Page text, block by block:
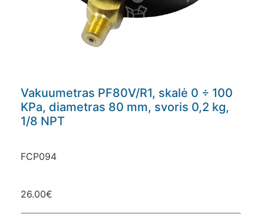
Vakuumetras PF80V/R1, skalė 0 ÷ 100
KPa, diametras 80 mm, svoris 0,2 kg,
1/8 NPT
FCP094
26.00€